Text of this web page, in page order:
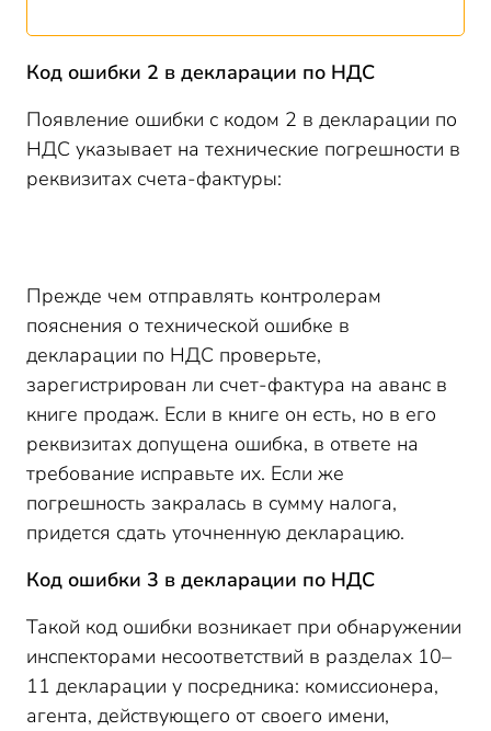
Код ошибки 2 в декларации по НДС
Появление ошибки с кодом 2 в декларации по
НДС указывает на технические погрешности в
реквизитах счета-фактуры:
Прежде чем отправлять контролерам
пояснения о технической ошибке в
декларации по НДС проверьте,
зарегистрирован ли счет-фактура на аванс в
книге продаж. Если в книге он есть, но в его
реквизитах допущена ошибка, в ответе на
требование исправьте их. Если же
погрешность закралась в сумму налога,
придется сдать уточненную декларацию.
Код ошибки 3 в декларации по НДС
Такой код ошибки возникает при обнаружении
инспекторами несоответствий в разделах 10–
11 декларации у посредника: комиссионера,
агента, действующего от своего имени,